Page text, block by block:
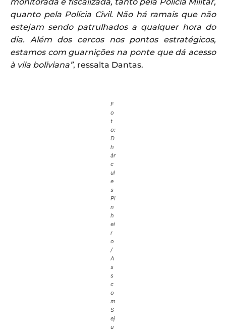
quanto pela Polícia Civil. Não há ramais que não
estejam sendo patrulhados a qualquer hora do
dia. Além dos cercos nos pontos estratégicos,
estamos com guarnições na ponte que dá acesso
à vila boliviana”, ressalta Dantas.
F
o
t
o:
D
h
ár
c
ul
e
s
Pi
n
h
ei
r
o
/
A
s
s
c
o
m
S
ej
u